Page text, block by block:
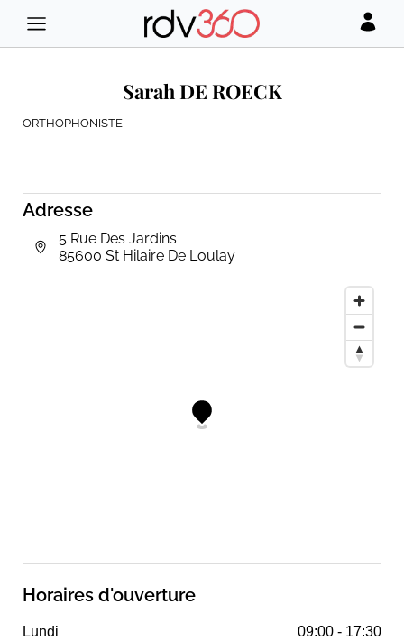
Adresse
5 Rue Des Jardins
85600 St Hilaire De Loulay
Horaires d'ouverture
Lundi 09:00 - 17:30
Sarah DE ROECK
ORTHOPHONISTE